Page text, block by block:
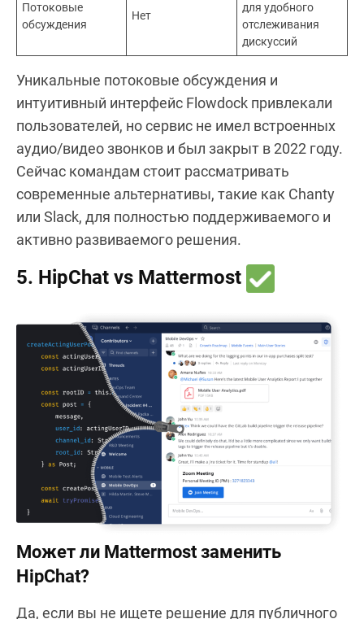
Потоковые
обсуждения
Нет
для удобного
отслеживания
дискуссий
Уникальные потоковые обсуждения и
интуитивный интерфейс Flowdock привлекали
пользователей, но сервис не имел встроенных
аудио/видео звонков и был закрыт в 2022 году.
Сейчас командам стоит рассматривать
современные альтернативы, такие как Chanty
или Slack, для полностью поддерживаемого и
активно развиваемого решения.
5. HipChat vs Mattermost
Может ли Mattermost заменить
HipChat?
Да, если вы не ищете решение для публичного